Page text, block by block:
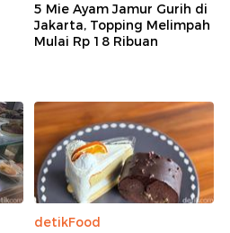
5 Mie Ayam Jamur Gurih di
Jakarta, Topping Melimpah
Mulai Rp 18 Ribuan
detikFood